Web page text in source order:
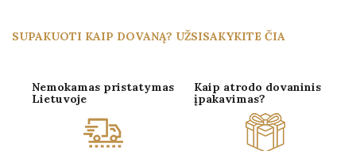
SUPAKUOTI KAIP DOVANĄ? UŽSISAKYKITE ČIA
Nemokamas pristatymas
Lietuvoje
Kaip atrodo dovaninis
įpakavimas?